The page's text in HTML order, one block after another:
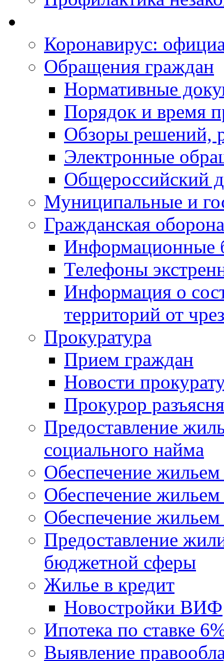
Коронавирус:
Обращения граждан
Нормативные
Порядок и время
Обзоры решений,
Электронные
Общероссийский
Муниципальные и
Гражданская
Информационные
Телефоны
Информация о
территорий от
Прокуратура
Прием граждан
Новости
Прокурор
Предоставление
социального найма
Обеспечение
Обеспечение
Обеспечение жильем
Предоставление
бюджетной сферы
Жилье в кредит
Новостройки ВИФ
Ипотека по ставке
Выявление